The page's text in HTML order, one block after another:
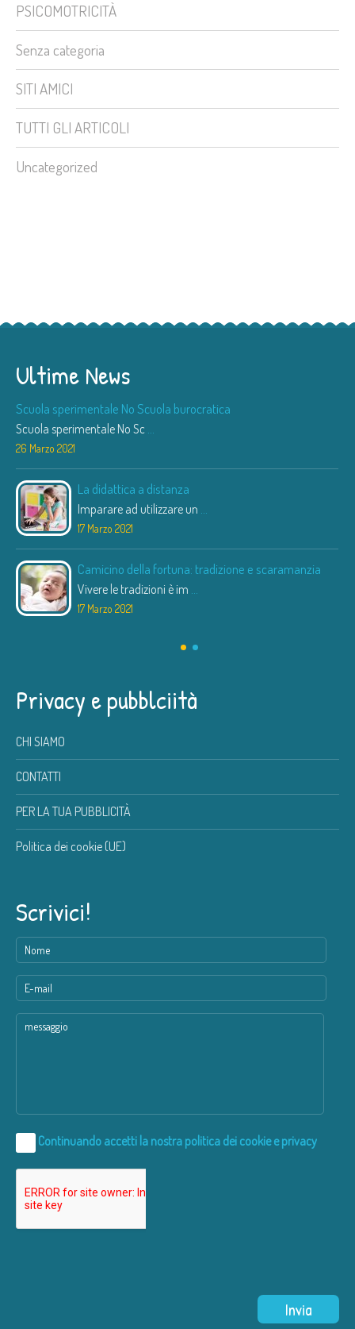
PSICOMOTRICITÀ
Senza categoria
SITI AMICI
TUTTI GLI ARTICOLI
Uncategorized
Ultime News
Scuola sperimentale No Scuola burocratica
Scuola sperimentale No Sc ...
26 Marzo 2021
La didattica a distanza
Imparare ad utilizzare un ...
17 Marzo 2021
Camicino della fortuna: tradizione e scaramanzia
Vivere le tradizioni è im ...
17 Marzo 2021
Privacy e pubblciità
CHI SIAMO
CONTATTI
PER LA TUA PUBBLICITÀ
Politica dei cookie (UE)
Scrivici!
Continuando accetti la nostra politica dei cookie e privacy